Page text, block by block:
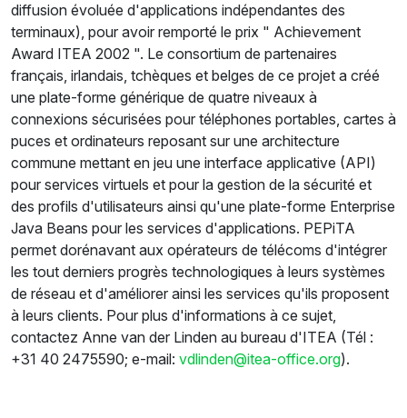
diffusion évoluée d'applications indépendantes des
terminaux), pour avoir remporté le prix " Achievement
Award ITEA 2002 ". Le consortium de partenaires
français, irlandais, tchèques et belges de ce projet a créé
une plate-forme générique de quatre niveaux à
connexions sécurisées pour téléphones portables, cartes à
puces et ordinateurs reposant sur une architecture
commune mettant en jeu une interface applicative (API)
pour services virtuels et pour la gestion de la sécurité et
des profils d'utilisateurs ainsi qu'une plate-forme Enterprise
Java Beans pour les services d'applications. PEPiTA
permet dorénavant aux opérateurs de télécoms d'intégrer
les tout derniers progrès technologiques à leurs systèmes
de réseau et d'améliorer ainsi les services qu'ils proposent
à leurs clients. Pour plus d'informations à ce sujet,
contactez Anne van der Linden au bureau d'ITEA (Tél :
+31 40 2475590; e-mail: vdlinden@itea-office.org).